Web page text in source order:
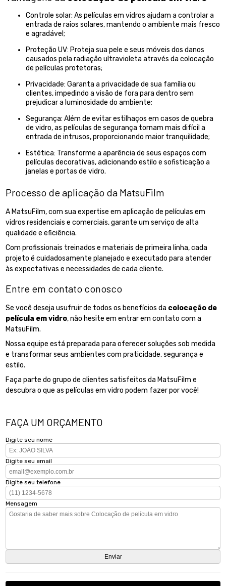
Controle solar: As películas em vidros ajudam a controlar a
entrada de raios solares, mantendo o ambiente mais fresco
e agradável;
Proteção UV: Proteja sua pele e seus móveis dos danos
causados pela radiação ultravioleta através da colocação
de películas protetoras;
Privacidade: Garanta a privacidade de sua família ou
clientes, impedindo a visão de fora para dentro sem
prejudicar a luminosidade do ambiente;
Segurança: Além de evitar estilhaços em casos de quebra
de vidro, as películas de segurança tornam mais difícil a
entrada de intrusos, proporcionando maior tranquilidade;
Estética: Transforme a aparência de seus espaços com
películas decorativas, adicionando estilo e sofisticação a
janelas e portas de vidro.
Processo de aplicação da MatsuFilm
A MatsuFilm, com sua expertise em aplicação de películas em
vidros residenciais e comerciais, garante um serviço de alta
qualidade e eficiência.
Com profissionais treinados e materiais de primeira linha, cada
projeto é cuidadosamente planejado e executado para atender
às expectativas e necessidades de cada cliente.
Entre em contato conosco
Se você deseja usufruir de todos os benefícios da colocação de
película em vidro, não hesite em entrar em contato com a
MatsuFilm.
Nossa equipe está preparada para oferecer soluções sob medida
e transformar seus ambientes com praticidade, segurança e
estilo.
Faça parte do grupo de clientes satisfeitos da MatsuFilm e
descubra o que as películas em vidro podem fazer por você!
FAÇA UM ORÇAMENTO
Digite seu nome
Digite seu email
Digite seu telefone
Mensagem